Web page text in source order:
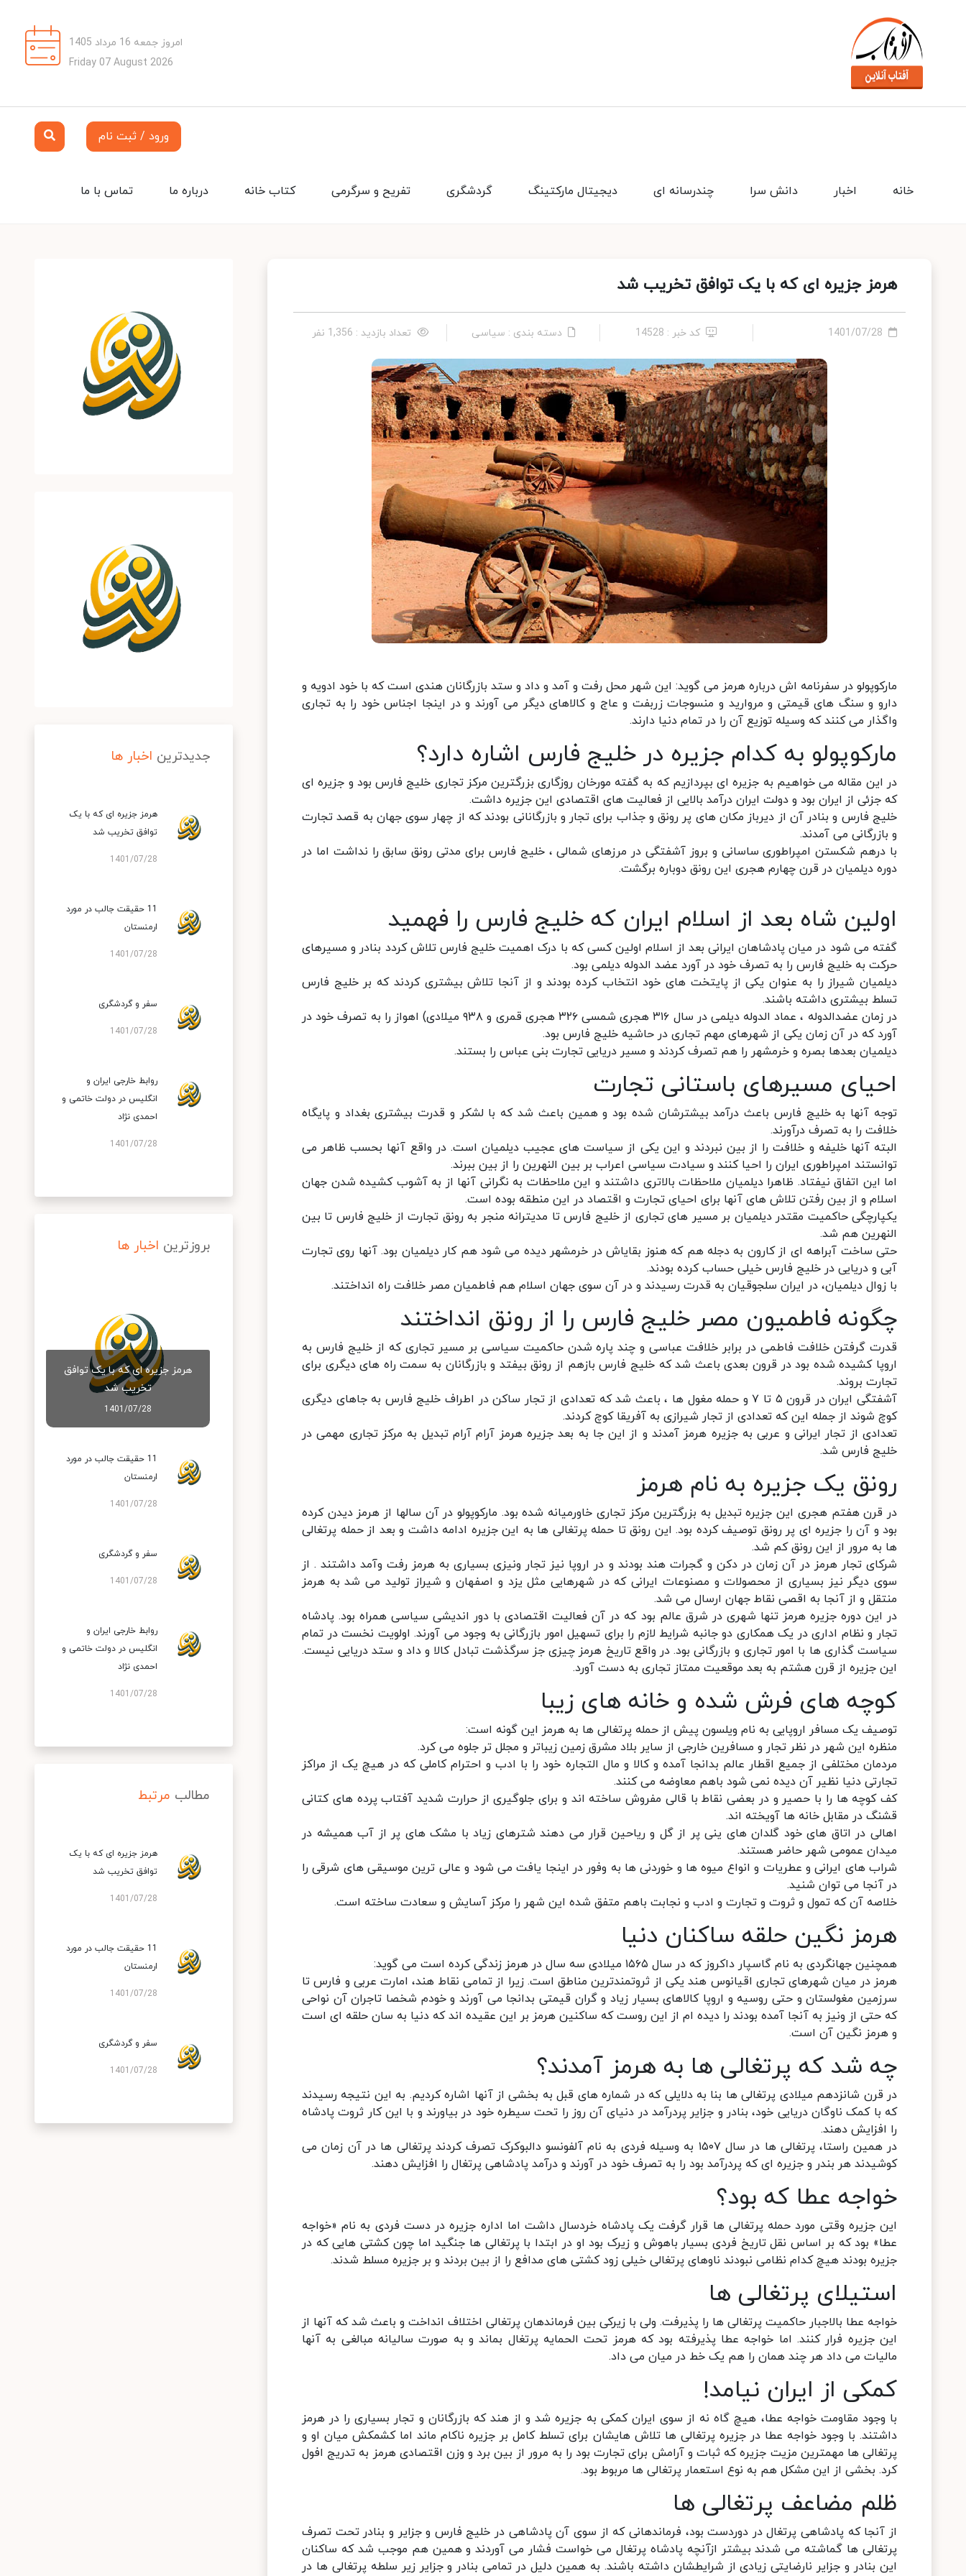
امروز جمعه 16 مرداد 1405
Friday 07 August 2026
ورود / ثبت نام
تماس با ما درباره ما کتاب خانه تفریح و سرگرمی گردشگری دیجیتال مارکتینگ چندرسانه ای دانش سرا اخبار خانه
هرمز جزیره ای که با یک توافق تخریب شد
1401/07/28 کد خبر : 14528 دسته بندی : سیاسی تعداد بازدید : 1,356 نفر
مارکوپولو در سفرنامه اش درباره هرمز می گوید: این شهر محل رفت و آمد و داد و ستد بازرگانان هندی است که با خود ادویه و
دارو و سنگ های قیمتی و مروارید و منسوجات زربفت و عاج و کالاهای دیگر می آورند و در اینجا اجناس خود را به تجاری
واگذار می کنند که وسیله توزیع آن را در تمام دنیا دارند.
مارکوپولو به کدام جزیره در خلیج فارس اشاره دارد؟
در این مقاله می خواهیم به جزیره ای بپردازیم که به گفته مورخان روزگاری بزرگترین مرکز تجاری خلیج فارس بود و جزیره ای
که جزئی از ایران بود و دولت ایران درآمد بالایی از فعالیت های اقتصادی این جزیره داشت.
خلیج فارس و بنادر آن از دیرباز مکان های پر رونق و جذاب برای تجار و بازرگانانی بودند که از چهار سوی جهان به قصد تجارت
و بازرگانی می آمدند.
با درهم شکستن امپراطوری ساسانی و بروز آشفتگی در مرزهای شمالی ، خلیج فارس برای مدتی رونق سابق را نداشت اما در
دوره دیلمیان در قرن چهارم هجری این رونق دوباره برگشت.
اولین شاه بعد از اسلام ایران که خلیج فارس را فهمید
گفته می شود در میان پادشاهان ایرانی بعد از اسلام اولین کسی که با درک اهمیت خلیج فارس تلاش کردد بنادر و مسیرهای
حرکت به خلیج فارس را به تصرف خود در آورد عضد الدوله دیلمی بود.
دیلمیان شیراز را به عنوان یکی از پایتخت های خود انتخاب کرده بودند و از آنجا تلاش بیشتری کردند که بر خلیج فارس
تسلط بیشتری داشته باشند.
در زمان عضدالدوله ، عماد الدوله دیلمی در سال ۳۱۶ هجری شمسی ۳۲۶ هجری قمری و ۹۳۸ میلادی) اهواز را به تصرف خود در
آورد که در آن زمان یکی از شهرهای مهم تجاری در حاشیه خلیج فارس بود.
دیلمیان بعدها بصره و خرمشهر را هم تصرف کردند و مسیر دریایی تجارت بنی عباس را بستند.
احیای مسیرهای باستانی تجارت
توجه آنها به خلیج فارس باعث درآمد بیشترشان شده بود و همین باعث شد که با لشکر و قدرت بیشتری بغداد و پایگاه
خلافت را به تصرف درآورند.
البته آنها خلیفه و خلافت را از بین نبردند و این یکی از سیاست های عجیب دیلمیان است. در واقع آنها بحسب ظاهر می
توانستند امپراطوری ایران را احیا کنند و سیادت سیاسی اعراب بر بین النهرین را از بین ببرند.
اما این اتفاق نیفتاد. ظاهرا دیلمیان ملاحظات بالاتری داشتند و این ملاحظات به نگرانی آنها از به آشوب کشیده شدن جهان
اسلام و از بین رفتن تلاش های آنها برای احیای تجارت و اقتصاد در این منطقه بوده است.
یکپارچگی حاکمیت مقتدر دیلمیان بر مسیر های تجاری از خلیج فارس تا مدیترانه منجر به رونق تجارت از خلیج فارس تا بین
النهرین هم شد.
حتی ساخت آبراهه ای از کارون به دجله هم که هنوز بقایاش در خرمشهر دیده می شود هم کار دیلمیان بود. آنها روی تجارت
آبی و دریایی در خلیج فارس خیلی حساب کرده بودند.
با زوال دیلمیان، در ایران سلجوقیان به قدرت رسیدند و در آن سوی جهان اسلام هم فاطمیان مصر خلافت راه انداختند.
چگونه فاطمیون مصر خلیج فارس را از رونق انداختند
قدرت گرفتن خلافت فاطمی در برابر خلافت عباسی و چند پاره شدن حاکمیت سیاسی بر مسیر تجاری که از خلیج فارس به
اروپا کشیده شده بود در قرون بعدی باعث شد که خلیج فارس بازهم از رونق بیفتد و بازرگانان به سمت راه های دیگری برای
تجارت بروند.
آشفتگی ایران در قرون ۵ تا ۷ و حمله مغول ها ، باعث شد که تعدادی از تجار ساکن در اطراف خلیج فارس به جاهای دیگری
کوچ شوند از جمله این که تعدادی از تجار شیرازی به آفریقا کوچ کردند.
تعدادی از تجار ایرانی و عربی به جزیره هرمز آمدند و از این جا به بعد جزیره هرمز آرام آرام تبدیل به مرکز تجاری مهمی در
خلیج فارس شد.
رونق یک جزیره به نام هرمز
در قرن هفتم هجری این جزیره تبدیل به بزرگترین مرکز تجاری خاورمیانه شده بود. مارکوپولو در آن سالها از هرمز دیدن کرده
بود و آن را جزیره ای پر رونق توصیف کرده بود. این رونق تا حمله پرتغالی ها به این جزیره ادامه داشت و بعد از حمله پرتغالی
ها به مرور از این رونق کم شد.
شرکای تجار هرمز در آن زمان در دکن و گجرات هند بودند و در اروپا نیز تجار ونیزی بسیاری به هرمز رفت وآمد داشتند . از
سوی دیگر نیز بسیاری از محصولات و مصنوعات ایرانی که در شهرهایی مثل یزد و اصفهان و شیراز تولید می شد به هرمز
منتقل و از آنجا به اقصی نقاط جهان ارسال می شد.
در این دوره جزیره هرمز تنها شهری در شرق عالم بود که در آن فعالیت اقتصادی با دور اندیشی سیاسی همراه بود. پادشاه
تجار و نظام اداری در یک همکاری دو جانبه شرایط لازم را برای تسهیل امور بازرگانی به وجود می آورند. اولویت نخست در تمام
سیاست گذاری ها با امور تجاری و بازرگانی بود. در واقع تاریخ هرمز چیزی جز سرگذشت تبادل کالا و داد و ستد دریایی نیست.
این جزیره از قرن هشتم به بعد موقعیت ممتاز تجاری به دست آورد.
کوچه های فرش شده و خانه های زیبا
توصیف یک مسافر اروپایی به نام ویلسون پیش از حمله پرتغالی ها به هرمز این گونه است:
منظره این شهر در نظر تجار و مسافرین خارجی از سایر بلاد مشرق زمین زیباتر و مجلل تر جلوه می کرد.
مردمان مختلفی از جمیع اقطار عالم بدانجا آمده و کالا و مال التجاره خود را با ادب و احترام کاملی که در هیچ یک از مراکز
تجارتی دنیا نظیر آن دیده نمی شود باهم معاوضه می کنند.
کف کوچه ها را با حصیر و در بعضی نقاط با قالی مفروش ساخته اند و برای جلوگیری از حرارت شدید آفتاب پرده های کتانی
قشنگ در مقابل خانه ها آویخته اند.
اهالی در اتاق های خود گلدان های ینی پر از گل و ریاحین قرار می دهند شترهای زیاد با مشک های پر از آب همیشه در
میدان عمومی شهر حاضر هستند.
شراب های ایرانی و عطریات و انواع میوه ها و خوردنی ها به وفور در اینجا یافت می شود و عالی ترین موسیقی های شرقی را
در آنجا می توان شنید.
خلاصه آن که تمول و ثروت و تجارت و ادب و نجابت باهم متفق شده این شهر را مرکز آسایش و سعادت ساخته است.
هرمز نگین حلقه ساکنان دنیا
همچنین جهانگردی به نام گاسپار داکروز که در سال ۱۵۶۵ میلادی سه سال در هرمز زندگی کرده است می گوید:
هرمز در میان شهرهای تجاری اقیانوس هند یکی از ثروتمندترین مناطق است. زیرا از تمامی نقاط هند، امارت عربی و فارس تا
سرزمین مغولستان و حتی روسیه و اروپا کالاهای بسیار زیاد و گران قیمتی بدانجا می آورند و خودم شخصا تاجران آن نواحی
که حتی از ونیز به آنجا آمده بودند را دیده ام از این روست که ساکنین هرمز بر این عقیده اند که دنیا به سان حلقه ای است
و هرمز نگین آن است.
چه شد که پرتغالی ها به هرمز آمدند؟
در قرن شانزدهم میلادی پرتغالی ها بنا به دلایلی که در شماره های قبل به بخشی از آنها اشاره کردیم. به این نتیجه رسیدند
که با کمک ناوگان دریایی خود، بنادر و جزایر پردرآمد در دنیای آن روز را تحت سیطره خود در بیاورند و با این کار ثروت پادشاه
را افزایش دهند.
در همین راستا، پرتغالی ها در سال ۱۵۰۷ به وسیله فردی به نام آلفونسو دالبوکرک تصرف کردند پرتغالی ها در آن زمان می
کوشیدند هر بندر و جزیره ای که پردرآمد بود را به تصرف خود در آورند و درآمد پادشاهی پرتغال را افزایش دهند.
خواجه عطا که بود؟
این جزیره وقتی مورد حمله پرتغالی ها قرار گرفت یک پادشاه خردسال داشت اما اداره جزیره در دست فردی به نام «خواجه
عطا» بود که بر اساس نقل تاریخ فردی بسیار باهوش و زیرک بود او در ابتدا با پرتغالی ها جنگید اما چون کشتی هایی که در
جزیره بودند هیچ کدام نظامی نبودند ناوهای پرتغالی خیلی زود کشتی های مدافع را از بین بردند و بر جزیره مسلط شدند.
استیلای پرتغالی ها
خواجه عطا بالاجبار حاکمیت پرتغالی ها را پذیرفت. ولی با زیرکی بین فرماندهان پرتغالی اختلاف انداخت و باعث شد که آنها از
این جزیره فرار کنند. اما خواجه عطا پذیرفته بود که هرمز تحت الحمایه پرتغال بماند و به صورت سالیانه مبالغی به آنها
مالیات می داد هر چند همان را هم یک خط در میان می داد.
کمکی از ایران نیامد!
با وجود مقاومت خواجه عطا، هیچ گاه نه از سوی ایران کمکی به جزیره شد و از هند که بازرگانان و تجار بسیاری را در هرمز
داشتند. با وجود خواجه عطا در جزیره پرتغالی ها تلاش هایشان برای تسلط کامل بر جزیره ناکام ماند اما کشمکش میان او و
پرتغالی ها مهمترین مزیت جزیره که ثبات و آرامش برای تجارت بود را به مرور از بین برد و وزن اقتصادی هرمز به تدریج افول
کرد. بخشی از این مشکل هم به نوع استعمار پرتغالی ها مربوط بود.
ظلم مضاعف پرتغالی ها
از آنجا که پادشاهی پرتغال در دوردست بود، فرماندهانی که از سوی آن پادشاهی در خلیج فارس و جزایر و بنادر تحت تصرف
پرتغالی ها گماشته می شدند بیشتر ازآنچه پادشاه پرتغال می خواست فشار می آوردند و همین هم موجب شد که ساکنان
این بنادر و جزایر نارضایتی زیادی از شرایطشان داشته باشند. به همین دلیل در تمامی بنادر و جزایر زیر سلطه پرتغالی ها در
جدیدترین اخبار ها
هرمز جزیره ای که با یک
توافق تخریب شد
1401/07/28
11 حقیقت جالب در مورد
ارمنستان
1401/07/28
سفر و گردشگری
1401/07/28
روابط خارجی ایران و
انگلیس در دولت خاتمی و
احمدی نژاد
1401/07/28
بروزترین اخبار ها
هرمز جزیره ای که با یک توافق
تخریب شد
1401/07/28
11 حقیقت جالب در مورد
ارمنستان
1401/07/28
سفر و گردشگری
1401/07/28
روابط خارجی ایران و
انگلیس در دولت خاتمی و
احمدی نژاد
1401/07/28
مطالب مرتبط
هرمز جزیره ای که با یک
توافق تخریب شد
1401/07/28
11 حقیقت جالب در مورد
ارمنستان
1401/07/28
سفر و گردشگری
1401/07/28